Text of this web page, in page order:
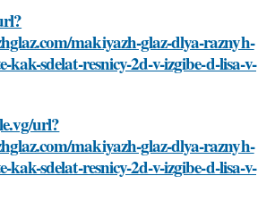
makiyazh-glaz-dlya-raznyh-
kak-sdelat-resnicy-2d-v-izgibe-d-lisa-v-
url?
makiyazh-glaz-dlya-raznyh-
kak-sdelat-resnicy-2d-v-izgibe-d-lisa-v-